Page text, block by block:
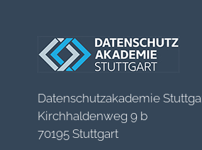
Datenschutzakademie
Kirchhaldenweg 9 b
70195 Stuttgart